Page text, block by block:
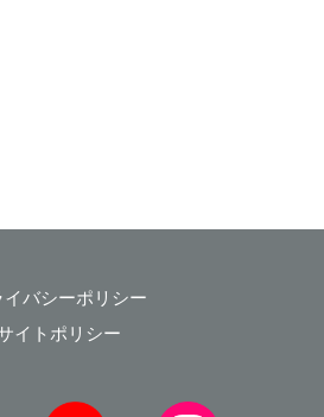
イバシーポリシー
イトポリシー